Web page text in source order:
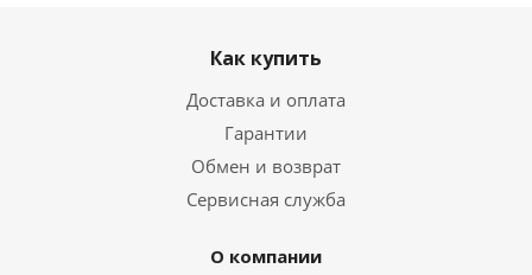
Как купить
Доставка и оплата
Гарантии
Обмен и возврат
Сервисная служба
О компании